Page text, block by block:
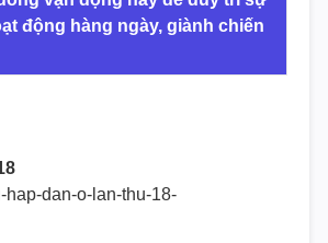
động hàng ngày, giành chiến
hap-dan-o-lan-thu-18-